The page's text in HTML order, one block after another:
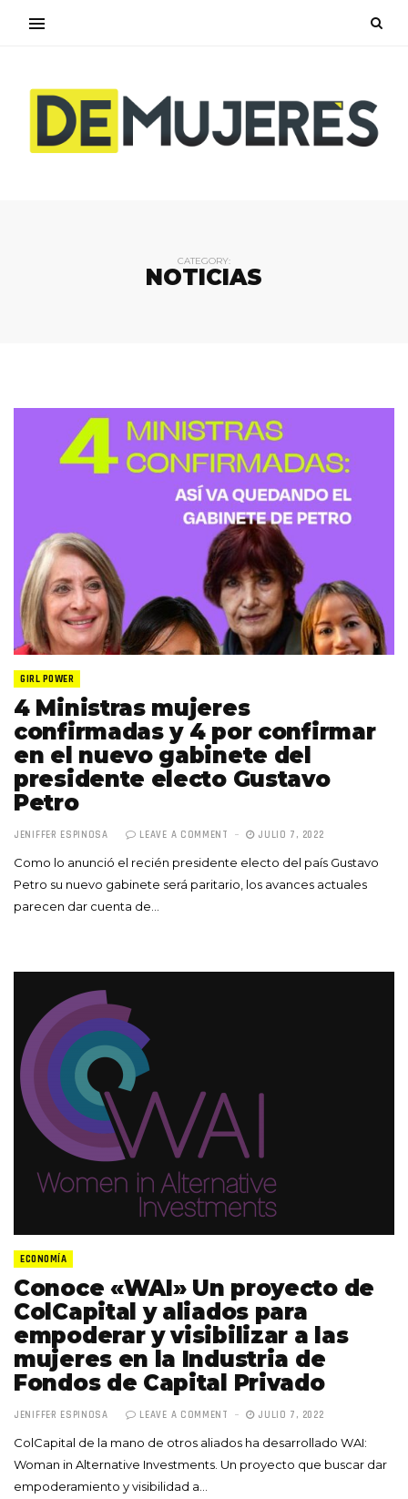
CATEGORY:
NOTICIAS
GIRL POWER
4 Ministras mujeres
confirmadas y 4 por confirmar
en el nuevo gabinete del
presidente electo Gustavo
Petro
JENIFFER ESPINOSA LEAVE A COMMENT JULIO 7, 2022
Como lo anunció el recién presidente electo del país Gustavo
Petro su nuevo gabinete será paritario, los avances actuales
parecen dar cuenta de…
ECONOMÍA
Conoce «WAI» Un proyecto de
ColCapital y aliados para
empoderar y visibilizar a las
mujeres en la Industria de
Fondos de Capital Privado
JENIFFER ESPINOSA LEAVE A COMMENT JULIO 7, 2022
ColCapital de la mano de otros aliados ha desarrollado WAI:
Woman in Alternative Investments. Un proyecto que buscar dar
empoderamiento y visibilidad a…